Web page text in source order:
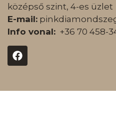
középső szint, 4-es üzlet
E-mail:
Info vonal: +36 70 458-